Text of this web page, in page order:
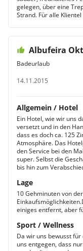
gelegen, über eine
Strand. Für alle
Albufeira
Badeurlaub
14.11.2015
Allgemein / Hotel
Ein Hotel, wie wir uns
versetzt und in den
dass es doch ca. 125
Atmosphäre. Das
den Service bei den
super. Selbst die
bis hin zum
Lage
10 Gehminuten von
einiges entfernt, aber
Sport / Wellness
Da wir uns bewusst
uns entgegen, dass